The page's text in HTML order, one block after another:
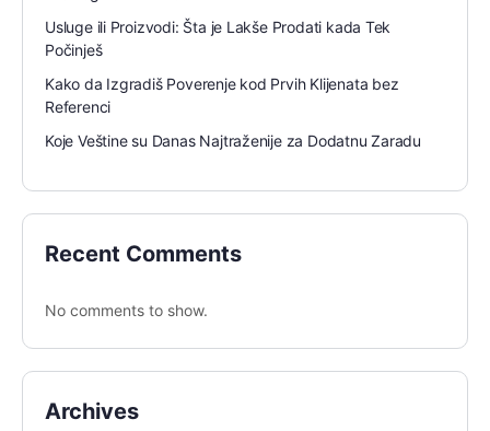
Usluge ili Proizvodi: Šta je Lakše Prodati kada Tek
Počinješ
Kako da Izgradiš Poverenje kod Prvih Klijenata bez
Referenci
Koje Veštine su Danas Najtraženije za Dodatnu Zaradu
Recent Comments
No comments to show.
Archives